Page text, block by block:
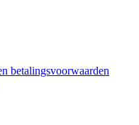
betalingsvoorwaarden